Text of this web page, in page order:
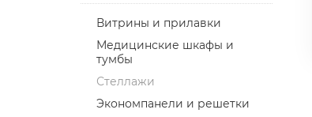
Витрины и прилавки
Медицинские шкафы и
тумбы
Стеллажи
Экономпанели и решетки